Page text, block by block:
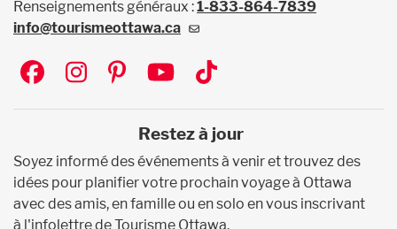
Renseignements généraux :1-833-864-7839
info@tourismeottawa.ca
Social
Restez à jour
Soyez informé des événements à venir et trouvez des
idées pour planifier votre prochain voyage à Ottawa
avec des amis, en famille ou en solo en vous inscrivant
à l'infolettre de Tourisme Ottawa.